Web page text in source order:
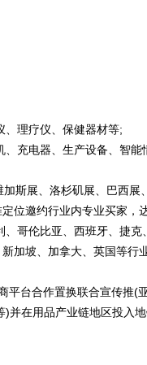
、理疗仪、保健器材等;
充电器、生产设备、智能
斯展、洛杉矶展、巴西
位邀约行业内专业买家，
哥伦比亚、西班牙、捷
加坡、加拿大、英国等行
台合作置换联合宣传推(
在用品产业链地区投入地